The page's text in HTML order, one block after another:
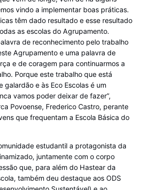
vindo a implementar boas práticas.
têm dado resultado e esse resultado
as escolas do Agrupamento.
de reconhecimento pelo trabalho
Agrupamento e uma palavra de
e de coragem para continuarmos a
Porque este trabalho que está
galardão e às Eco Escolas é um
vamos poder deixar de fazer”,
Povoense, Frederico Castro, perante
que frequentam a Escola Básica do
estudantil a protagonista da
juntamente com o corpo
que, para além do Hastear da
também deu destaque aos ODS